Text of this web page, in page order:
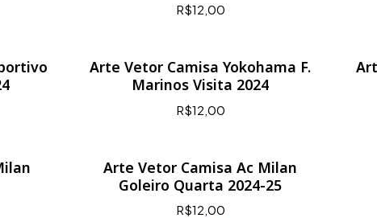
R$12,00
Arte Vetor Camisa Yokohama F.
Marinos Visita 2024
R$12,00
Arte Vetor Camisa Ac Milan
Goleiro Quarta 2024-25
R$12,00